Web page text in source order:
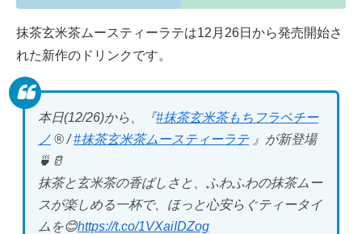
抹茶玄米茶ムースティーラテは12月26日から発売開始さ
れた新作のドリンクです。
本日(12/26)から、『#抹茶玄米茶もちフラペチー
ノ ® /#抹茶玄米茶ムースティーラテ』が新登場
🍵🥛
抹茶と玄米茶の香ばしさと、ふわふわの抹茶ムー
スが楽しめる一杯で、ほっと心安らぐティータイ
ムを😊https://t.co/1VXaiIDZog